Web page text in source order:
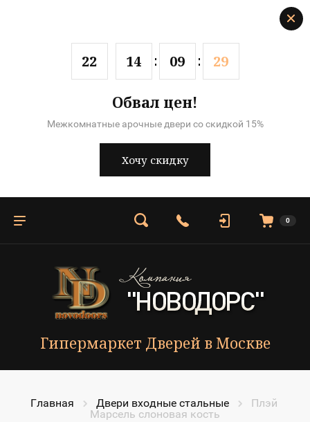
22 14 09 29
Обвал цен!
Межкомнатные арочные двери со скидкой 15%
Хочу скидку
0
Гипермаркет Дверей в Москве
Главная Двери входные стальные
Плэй
Марсель слоновая кость